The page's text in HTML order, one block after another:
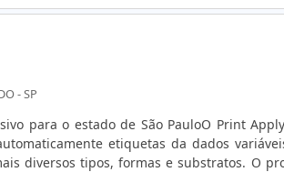
investimento em equipamentos
seriedade e qualidade, que comprovam
mercado.
- SP
para o estado de São PauloO Print
etiquetas da dados
diversos tipos, formas e substratos. O